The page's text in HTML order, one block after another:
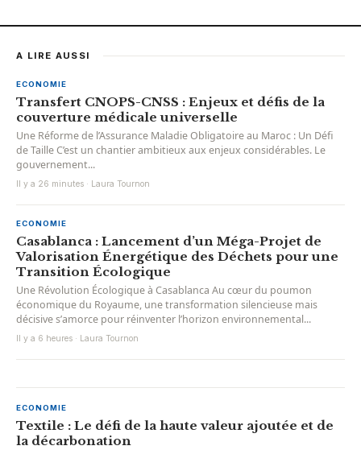
A LIRE AUSSI
ECONOMIE
Transfert CNOPS-CNSS : Enjeux et défis de la
couverture médicale universelle
Une Réforme de l’Assurance Maladie Obligatoire au Maroc : Un Défi
de Taille C’est un chantier ambitieux aux enjeux considérables. Le
gouvernement...
Il y a 26 minutes · Laura Tournon
ECONOMIE
Casablanca : Lancement d’un Méga-Projet de
Valorisation Énergétique des Déchets pour une
Transition Écologique
Une Révolution Écologique à Casablanca Au cœur du poumon
économique du Royaume, une transformation silencieuse mais
décisive s’amorce pour réinventer l’horizon environnemental...
Il y a 6 heures · Laura Tournon
ECONOMIE
Textile : Le défi de la haute valeur ajoutée et de
la décarbonation